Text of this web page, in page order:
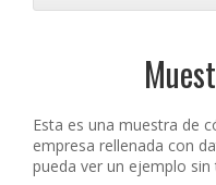
Esta es una muestra de
empresa rellenada con
pueda ver un ejemplo